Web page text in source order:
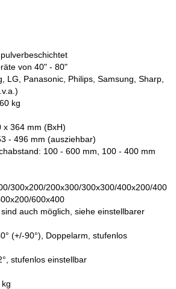
von 40" - 80"
LG, Panasonic, Philips, Samsung, Sharp,
kg
x 364 mm (BxH)
- 496 mm (ausziehbar)
100 - 600 mm, 100 - 400 mm
300x200/200x300/300x300/400x200/400
600x400
auch möglich, siehe einstellbarer
(+/-90°), Doppelarm, stufenlos
stufenlos einstellbar